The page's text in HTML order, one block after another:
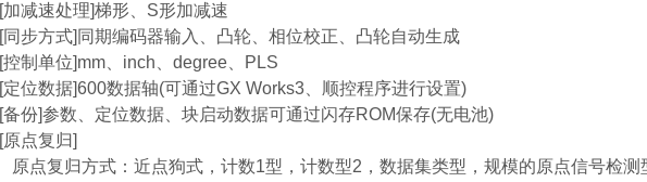
[加减速处理]梯形、S形加减速
[同步方式]同期编码器输入、凸轮、相位校正、凸轮自动生成
[控制单位]mm、inch、degree、PLS
[定位数据]600数据轴(可通过GX Works3、顺控程序进行设置)
[备份]参数、定位数据、块启动数据可通过闪存ROM保存(无电池)
[原点复归]
原点复归方式：近点狗式，计数1型，计数型2，数据集类型，规模的原点信号检测